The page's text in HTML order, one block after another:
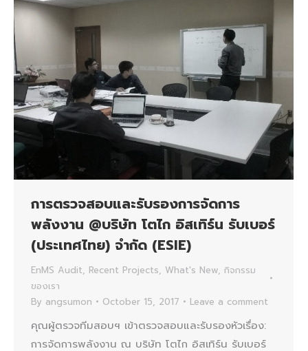
การตรวจสอบและรับรองการจัดการ
พลังงาน @บริษัท โตไก อิสเทิร์น รับเบอร์
(ประเทศไทย) จำกัด (ESIE)
EnMS Audit, Recent Projects, What's New, กิจกรรม
ของเรา
By angsumon October 15, 2017 Leave a comment
คุณผู้ตรวจทีมสอบฯ เข้าตรวจสอบและรับรองหัวเรื่อง:
การจัดการพลังงาน ณ บริษัท โตไก อิสเทิร์น รับเบอร์